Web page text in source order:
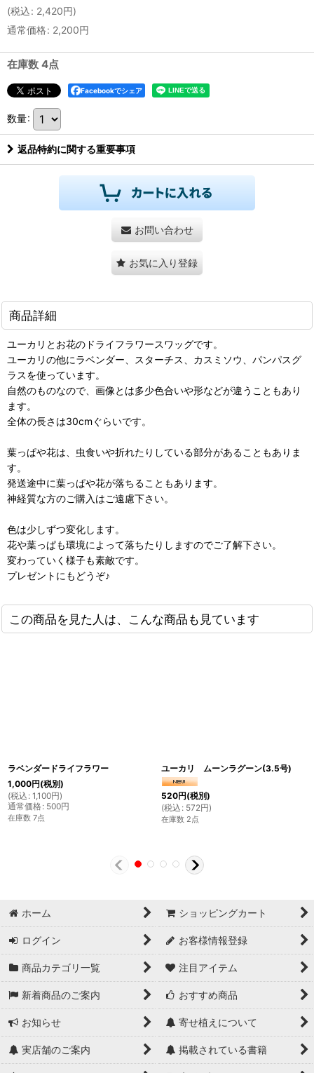
(税込: 2,420円)
通常価格: 2,200円
在庫数 4点
Facebookでシェア
数量:
返品特約に関する重要事項
お問い合わせ
お気に入り登録
商品詳細
ユーカリとお花のドライフラワースワッグです。
ユーカリの他にラベンダー、スターチス、カスミソウ、パンパスグ
ラスを使っています。
自然のものなので、画像とは多少色合いや形などが違うこともあり
ます。
全体の長さは30cmぐらいです。
葉っぱや花は、虫食いや折れたりしている部分があることもありま
す。
発送途中に葉っぱや花が落ちることもあります。
神経質な方のご購入はご遠慮下さい。
色は少しずつ変化します。
花や葉っぱも環境によって落ちたりしますのでご了解下さい。
変わっていく様子も素敵です。
プレゼントにもどうぞ♪
この商品を見た人は、こんな商品も見ています
ラベンダードライフラワー
1,000円(税別)
(税込 : 1,100円)
通常価格: 500円
在庫数 7点
ユーカリ ムーンラグーン(3.5号)
520円(税別)
(税込 : 572円)
在庫数 2点
ホーム ショッピングカート
ログイン お客様情報登録
商品カテゴリ一覧 注目アイテム
新着商品のご案内 おすすめ商品
お知らせ 寄せ植えについて
実店舗のご案内 掲載されている書籍